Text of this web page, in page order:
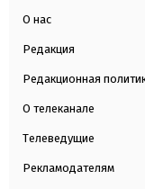
О нас
Редакция
Редакционная
О телеканале
Телеведущие
Рекламодателям